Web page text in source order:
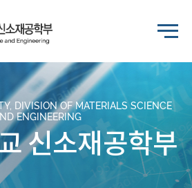
DIVISION OF MATERIALS SCIENCE
ENGINEERING
신소재공학부